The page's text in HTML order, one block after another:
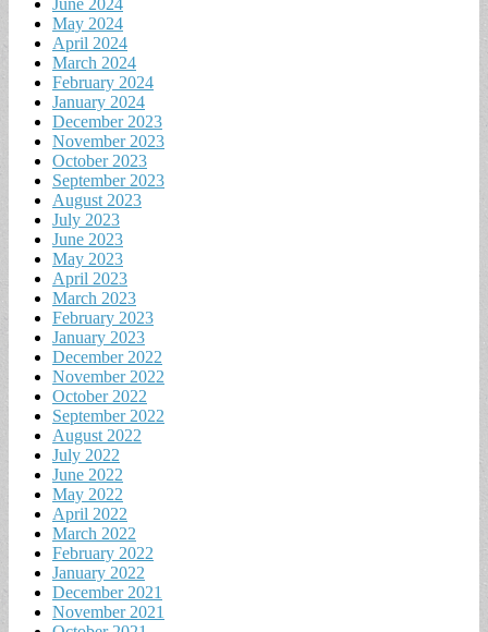
May 2024
April 2024
March 2024
February 2024
January 2024
December 2023
November 2023
October 2023
September 2023
August 2023
July 2023
June 2023
May 2023
April 2023
March 2023
February 2023
January 2023
December 2022
November 2022
October 2022
September 2022
August 2022
July 2022
June 2022
May 2022
April 2022
March 2022
February 2022
January 2022
December 2021
November 2021